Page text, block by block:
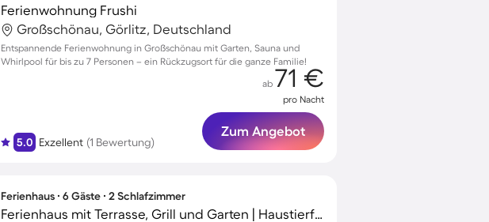
Ferienwohnung Frushi
Großschönau, Görlitz, Deutschland
Entspannende Ferienwohnung in Großschönau mit Garten, Sauna und
Whirlpool für bis zu 7 Personen – ein Rückzugsort für die ganze Familie!
5.0 Exzellent (1 Bewertung)
ab 71 €
pro Nacht
Zum Angebot
Ferienhaus ∙ 6 Gäste ∙ 2 Schlafzimmer
Ferienhaus mit Terrasse, Grill und Garten | Haustierfreundlich